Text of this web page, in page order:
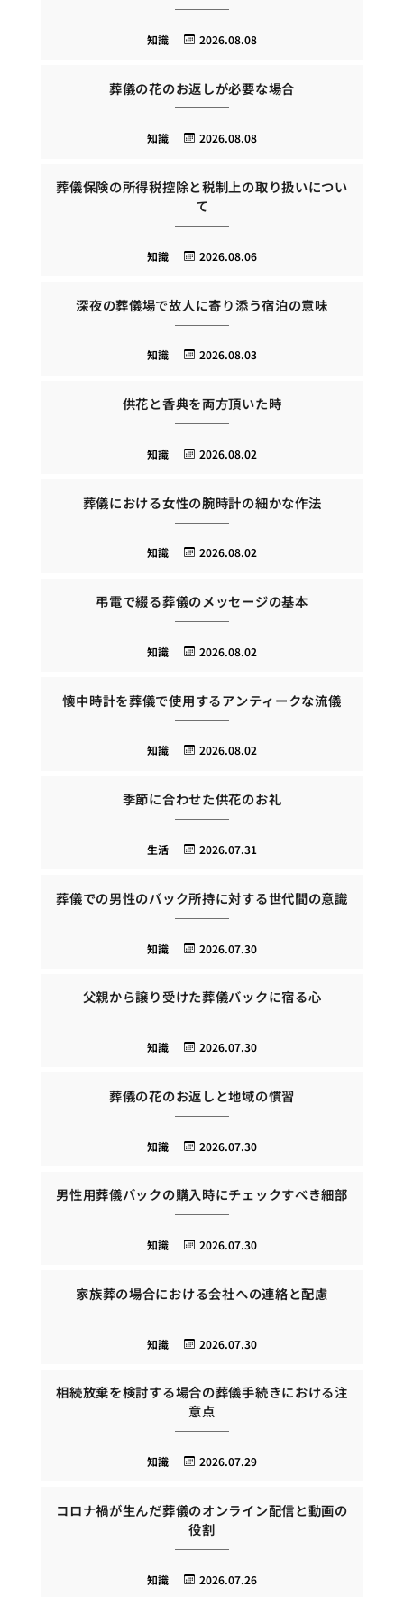
2026.08.08
知識
葬儀の花のお返しが必要な場合
2026.08.08
知識
葬儀保険の所得税控除と税制上の取り扱いについ
て
2026.08.06
知識
深夜の葬儀場で故人に寄り添う宿泊の意味
2026.08.03
知識
供花と香典を両方頂いた時
2026.08.02
知識
葬儀における女性の腕時計の細かな作法
2026.08.02
知識
弔電で綴る葬儀のメッセージの基本
2026.08.02
知識
懐中時計を葬儀で使用するアンティークな流儀
2026.08.02
知識
季節に合わせた供花のお礼
2026.07.31
生活
葬儀での男性のバック所持に対する世代間の意識
2026.07.30
知識
父親から譲り受けた葬儀バックに宿る心
2026.07.30
知識
葬儀の花のお返しと地域の慣習
2026.07.30
知識
男性用葬儀バックの購入時にチェックすべき細部
2026.07.30
知識
家族葬の場合における会社への連絡と配慮
2026.07.30
知識
相続放棄を検討する場合の葬儀手続きにおける注
意点
2026.07.29
知識
コロナ禍が生んだ葬儀のオンライン配信と動画の
役割
2026.07.26
知識